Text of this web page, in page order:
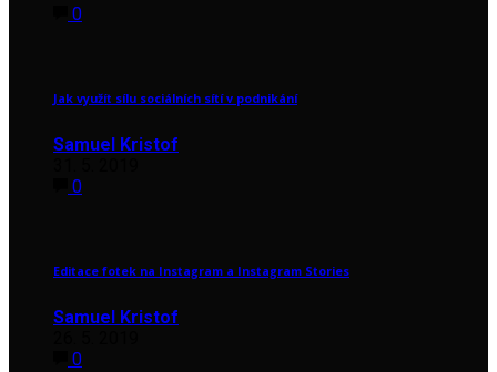
0
Jak využít sílu sociálních sítí v podnikání
Samuel Kristof
0
Editace fotek na Instagram a Instagram Stories
Samuel Kristof
0